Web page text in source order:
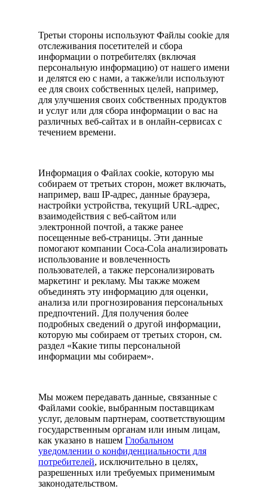
Третьи стороны используют Файлы cookie для
отслеживания посетителей и сбора
информации о потребителях (включая
персональную информацию) от нашего имени
и делятся ею с нами, а также/или используют
ее для своих собственных целей, например,
для улучшения своих собственных продуктов
и услуг или для сбора информации о вас на
различных веб-сайтах и в онлайн-сервисах с
течением времени.
Информация о Файлах cookie, которую мы
собираем от третьих сторон, может включать,
например, ваш IP-адрес, данные браузера,
настройки устройства, текущий URL-адрес,
взаимодействия с веб-сайтом или
электронной почтой, а также ранее
посещенные веб-страницы. Эти данные
помогают компании Coca-Cola анализировать
использование и вовлеченность
пользователей, а также персонализировать
маркетинг и рекламу. Мы также можем
объединять эту информацию для оценки,
анализа или прогнозирования персональных
предпочтений. Для получения более
подробных сведений о другой информации,
которую мы собираем от третьих сторон, см.
раздел «Какие типы персональной
информации мы собираем».
Мы можем передавать данные, связанные с
Файлами cookie, выбранным поставщикам
услуг, деловым партнерам, соответствующим
государственным органам или иным лицам,
как указано в нашем Глобальном
уведомлении о конфиденциальности для
потребителей, исключительно в целях,
разрешенных или требуемых применимым
законодательством.